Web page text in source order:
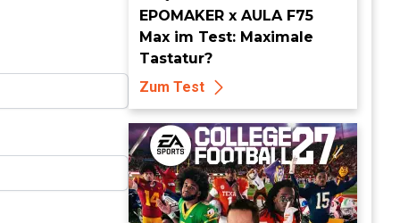
EPOMAKER x AULA F75
Max im Test: Maximale
Tastatur?
Zum Test